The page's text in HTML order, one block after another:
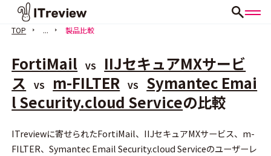
TOP ... 製品比較
FortiMail VS
IIJセキュアMXサービ
ス
VS m-FILTER VS
Symantec Emai
l Security.cloud Serviceの比較
ITreviewに寄せられたFortiMail、IIJセキュアMXサービス、m-
FILTER、Symantec Email Security.cloud Serviceのユーザーレ